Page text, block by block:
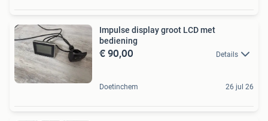
Impulse display groot LCD met
bediening
€ 90,00 Details
Doetinchem 26 jul 26